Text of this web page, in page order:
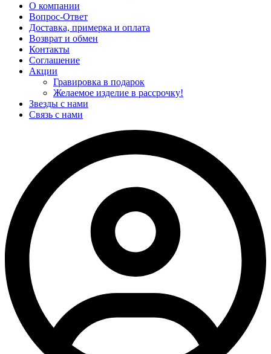
О компании
Вопрос-Ответ
Доставка, примерка и оплата
Возврат и обмен
Контакты
Соглашение
Акции
Гравировка в подарок
Желаемое изделие в рассрочку!
Звезды с нами
Связь с нами